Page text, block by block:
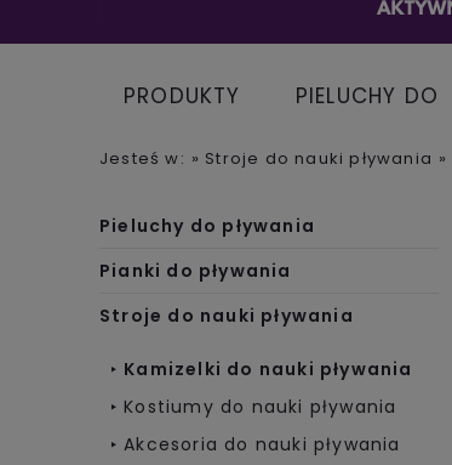
PRODUKTY
PIELUCHY DO
Jesteś w: » Stroje do nauki pływania »
Pieluchy do pływania
Pianki do pływania
Stroje do nauki pływania
Kamizelki do nauki pływania
Kostiumy do nauki pływania
Akcesoria do nauki pływania